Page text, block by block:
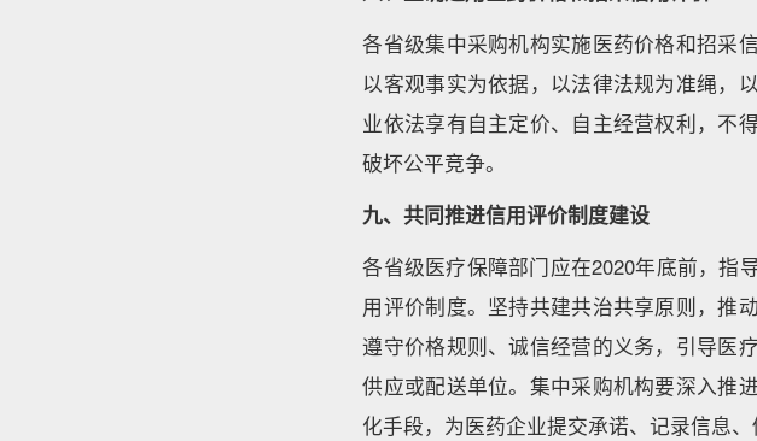
各省级集中采购机构实施医药价格和招采
以客观事实为依据，以法律法规为准绳，
业依法享有自主定价、自主经营权利，不
破坏公平竞争。
九、共同推进信用评价制度建设
各省级医疗保障部门应在2020年底前，指
用评价制度。坚持共建共治共享原则，推
遵守价格规则、诚信经营的义务，引导医
供应或配送单位。集中采购机构要深入推
化手段，为医药企业提交承诺、记录信息